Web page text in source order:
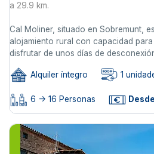
a 29.9 km.
Cal Moliner, situado en Sobremunt,
alojamiento rural con capacidad
disfrutar de unos días de
Alquiler íntegro 1
6 -> 16 Personas